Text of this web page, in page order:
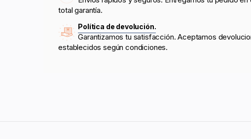
total garantía.
Política de devolución.
Garantizamos tu satisfacción. Aceptamos
establecidos según condiciones.